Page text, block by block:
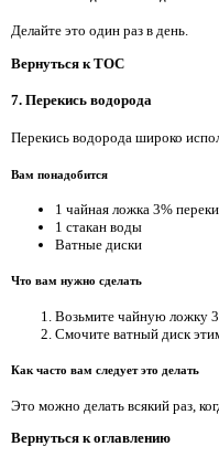
Делайте это один раз в день.
Вернуться к TOC
7. Перекись водорода
Перекись водорода широко
Вам понадобится
1 чайная ложка 3%
1 стакан воды
Ватные диски
Что вам нужно сделать
Возьмите чайную ложку
Смочите ватный диск
Как часто вам следует это делать
Это можно делать всякий раз,
Вернуться к оглавлению